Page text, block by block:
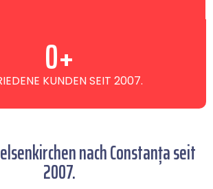
KUNDEN SEIT 2007.
0+
nach Constanța seit
2007.